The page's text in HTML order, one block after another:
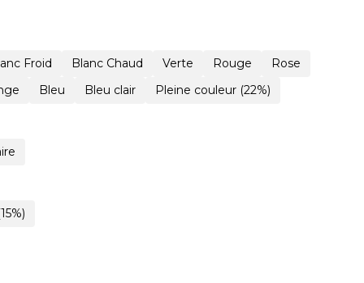
Froid Blanc Chaud Verte Rouge
Rose
Bleu Bleu clair Pleine couleur (22%)